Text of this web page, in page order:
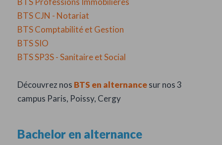
BTS CJN - Notariat
BTS Comptabilité et Gestion
BTS SIO
BTS SP3S - Sanitaire et Social
Découvrez nos BTS en alternancesur nos 3
campus Paris, Poissy, Cergy
Bachelor en alternance